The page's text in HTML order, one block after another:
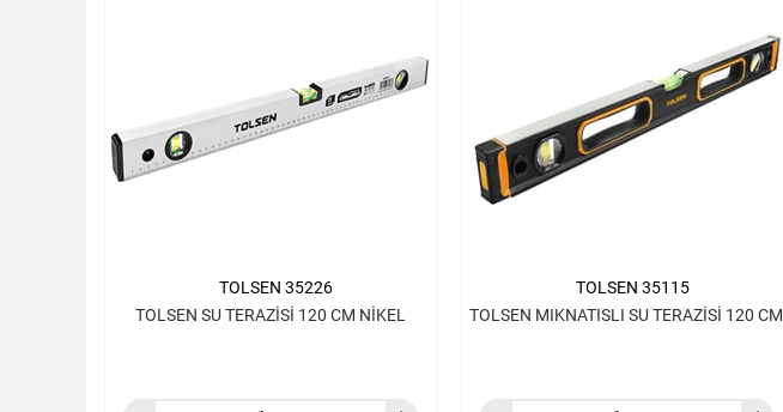
TOLSEN SU TERAZİSİ 120 CM NİKEL
TOLSEN 35226
TOLSEN MIKNATISLI SU TERAZİSİ 120 CM
TOLSEN 35115